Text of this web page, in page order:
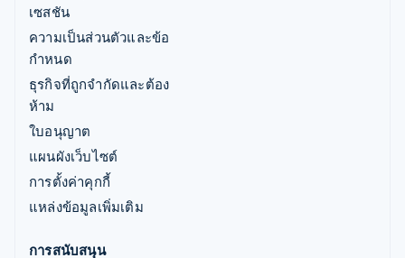
เซสชัน
ความเป็นส่วนตัวและข้อ
กำหนด
ธุรกิจที่ถูกจำกัดและต้อง
ห้าม
ใบอนุญาต
แผนผังเว็บไซต์
การตั้งค่าคุกกี้
แหล่งข้อมูลเพิ่มเติม
การสนับสนุน